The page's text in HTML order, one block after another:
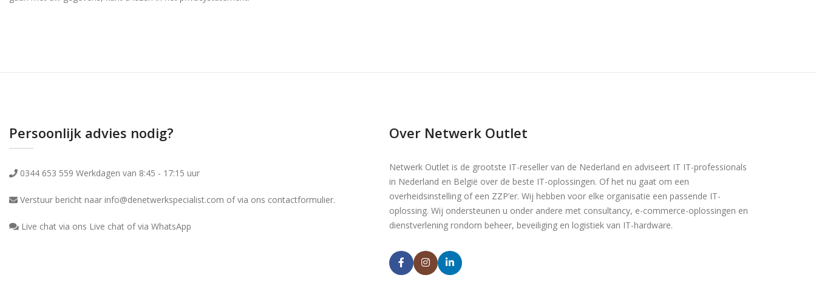
Persoonlijk advies nodig?
0344 653 559 Werkdagen van 8:45 - 17:15 uur
Verstuur bericht naar info@denetwerkspecialist.com of via ons contactformulier.
Live chat via ons Live chat of via WhatsApp
Over Netwerk Outlet
Netwerk Outlet is de grootste IT-reseller van de Nederland en adviseert IT IT-professionals
in Nederland en België over de beste IT-oplossingen. Of het nu gaat om een
overheidsinstelling of een ZZP’er. Wij hebben voor elke organisatie een passende IT-
oplossing. Wij ondersteunen u onder andere met consultancy, e-commerce-oplossingen en
dienstverlening rondom beheer, beveiliging en logistiek van IT-hardware.